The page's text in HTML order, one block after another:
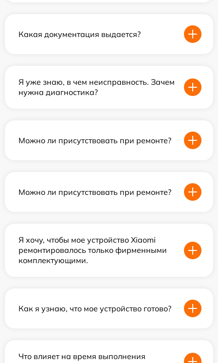
Какая документация выдается?
Я уже знаю, в чем неисправность. Зачем
нужна диагностика?
Можно ли присутствовать при ремонте?
Можно ли присутствовать при ремонте?
Я хочу, чтобы мое устройство Xiaomi
ремонтировалось только фирменными
комплектующими.
Как я узнаю, что мое устройство готово?
Что влияет на время выполнения